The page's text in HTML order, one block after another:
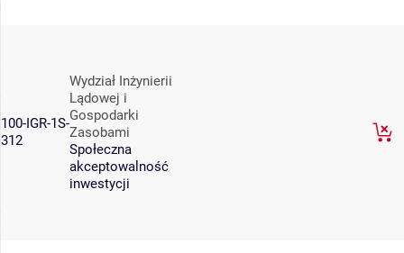
100-IGR-1S-
312
Wydział Inżynierii
Lądowej i
Gospodarki
Zasobami
Społeczna
akceptowalność
inwestycji